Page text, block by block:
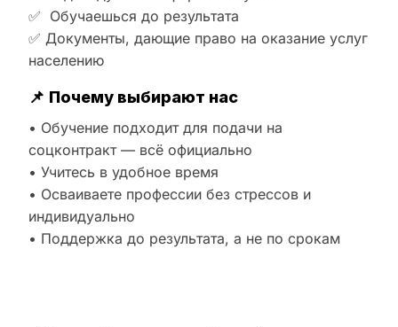
✅ Обучаешься до результата
✅ Документы, дающие право на оказание услуг
населению
📌 Почему выбирают нас
• Обучение подходит для подачи на
соцконтракт — всё официально
• Учитесь в удобное время
• Осваиваете профессии без стрессов и
индивидуально
• Поддержка до результата, а не по срокам